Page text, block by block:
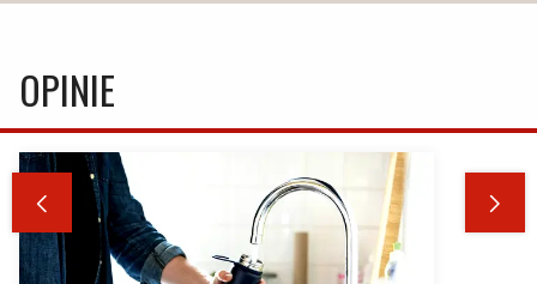
OPINIE
 